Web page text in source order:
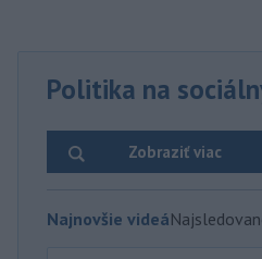
Politika na
Zobraziť viac
Najnovšie videá